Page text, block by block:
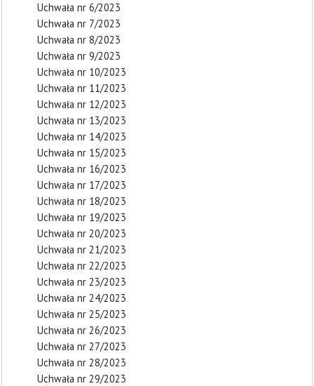
Uchwała nr 6/2023
Uchwała nr 7/2023
Uchwała nr 8/2023
Uchwała nr 9/2023
Uchwała nr 10/2023
Uchwała nr 11/2023
Uchwała nr 12/2023
Uchwała nr 13/2023
Uchwała nr 14/2023
Uchwała nr 15/2023
Uchwała nr 16/2023
Uchwała nr 17/2023
Uchwała nr 18/2023
Uchwała nr 19/2023
Uchwała nr 20/2023
Uchwała nr 21/2023
Uchwała nr 22/2023
Uchwała nr 23/2023
Uchwała nr 24/2023
Uchwała nr 25/2023
Uchwała nr 26/2023
Uchwała nr 27/2023
Uchwała nr 28/2023
Uchwała nr 29/2023